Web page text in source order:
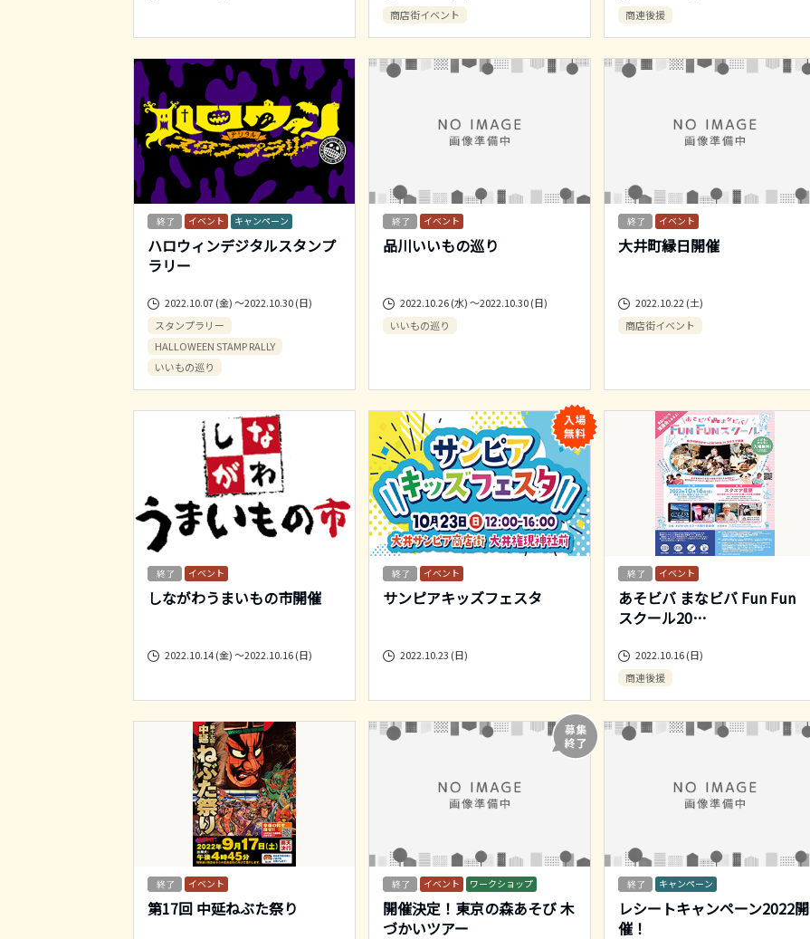
商店街イベント
商連後援
イベント キャンペーン
ハロウィンデジタルスタンプ
ラリー
2022.10.07 (金) ～2022.10.30 (日)
スタンプラリー
HALLOWEEN STAMP RALLY
いいもの巡り
イベント
品川いいもの巡り
2022.10.26 (水) ～2022.10.30 (日)
いいもの巡り
イベント
大井町縁日開催
2022.10.22 (土)
商店街イベント
イベント
しながわうまいもの市開催
2022.10.14 (金) ～2022.10.16 (日)
イベント
サンピアキッズフェスタ
2022.10.23 (日)
イベント
あそビバ まなビバ Fun Fun
スクール20…
2022.10.16 (日)
商連後援
イベント
第17回 中延ねぶた祭り
イベント ワークショップ
開催決定！東京の森あそび 木
づかいツアー
キャンペーン
レシートキャンペーン2022開
催！